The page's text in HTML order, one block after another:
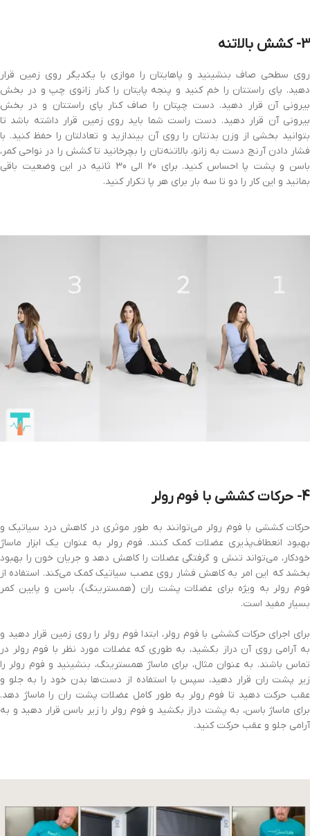
3- کشش بالاتنه
روی سطحی صاف بنشینید و پاهایتان را موازی با یکدیگر روی زمین قرار
دهید. پای راستتان را خم کنید و پنجه پایتان را کنار زانوی چپ و در بخش
بیرونی آن قرار دهید. دست چپتان را صاف کنار پای راستتان و در بخش
بیرونی آن قرار دهید. دست راست شما باید روی زمین قرار داشته باشد تا
بتوانید بخشی از وزن بدنتان را روی آن بیندازید و تعادلتان را حفظ کنید. با
فشار دادن آرنج دست به زانو، بالاتنه‌تان را بچرخانید تا کشش را در نواحی کمر،
باسن و پشت پا احساس کنید. برای 20 الی 30 ثانیه در این وضعیت باقی
بمانید و این کار را دو تا سه بار برای هر پا تکرار کنید.
4- حرکات کششی با فوم رولر
حرکات کششی با فوم رولر می‌توانند به طور موثری در کاهش درد سیاتیک و
بهبود انعطاف‌پذیری عضلات کمک کنند. فوم رولر به عنوان یک ابزار ماساژ
خودکار، می‌تواند تنش و گرفتگی عضلات را کاهش دهد و جریان خون را بهبود
بخشد که این امر به کاهش فشار روی عصب سیاتیک کمک می‌کند. استفاده از
فوم رولر به ویژه برای عضلات پشت ران (همسترینگ)، باسن و پایین کمر
بسیار مفید است.
برای اجرای حرکات کششی با فوم رولر، ابتدا فوم رولر را روی زمین قرار دهید و
به آرامی روی آن دراز بکشید، به طوری که عضلات مورد نظر با فوم رولر در
تماس باشند. به عنوان مثال، برای ماساژ همسترینگ، بنشینید و فوم رولر را
زیر پشت ران قرار دهید، سپس با استفاده از دست‌ها بدن خود را به جلو و
عقب حرکت دهید تا فوم رولر به طور کامل عضلات پشت ران را ماساژ دهد.
برای ماساژ باسن، به پشت دراز بکشید و فوم رولر را زیر باسن قرار دهید و به
آرامی جلو و عقب حرکت کنید.